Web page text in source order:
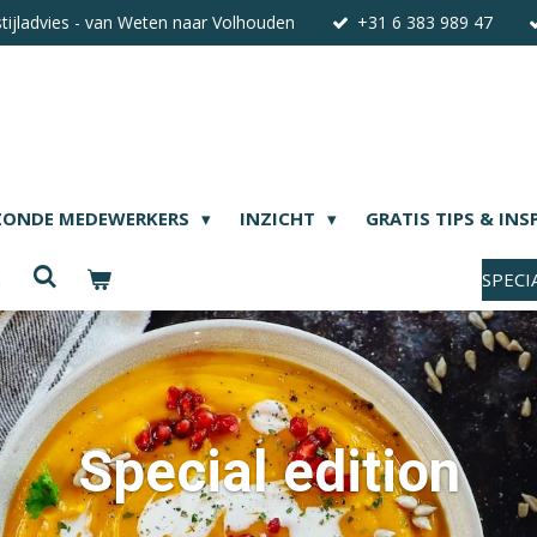
- van Weten naar Volhouden +31 6 383 989 47
MEDEWERKERS INZICHT GRATIS TIPS &
Special edition